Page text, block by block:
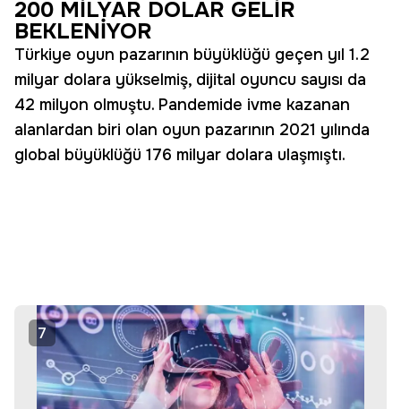
200 MİLYAR DOLAR GELİR
BEKLENİYOR
Türkiye oyun pazarının büyüklüğü geçen yıl 1.2
milyar dolara yükselmiş, dijital oyuncu sayısı da
42 milyon olmuştu. Pandemide ivme kazanan
alanlardan biri olan oyun pazarının 2021 yılında
global büyüklüğü 176 milyar dolara ulaşmıştı.
7